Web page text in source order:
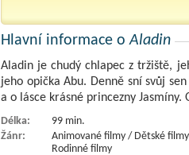
Hlavní informace oAladin
Aladin je chudý chlapec z tržiště,
jeho opička Abu. Denně sní svůj
a o lásce krásné princezny Jasmíny.
Délka:
99 min.
Žánr:
Animované filmy / Dětské
Rodinné filmy